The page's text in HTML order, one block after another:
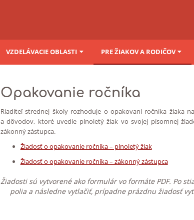
VZDELÁVACIE OBLASTI PRE ŽIAKOV A RODIČOV
Opakovanie ročníka
Riaditeľ strednej školy rozhoduje o opakovaní ročníka žiaka
a dôvodov, ktoré uvedie plnoletý žiak vo svojej písomnej
zákonný zástupca.
Žiadosť o opakovanie ročníka – plnoletý žiak
Žiadosť o opakovanie ročníka – zákonný zástupca
Žiadosti sú vytvorené ako formulár vo formáte PDF. Po
polia a následne vytlačiť, prípadne prázdnu žiadosť